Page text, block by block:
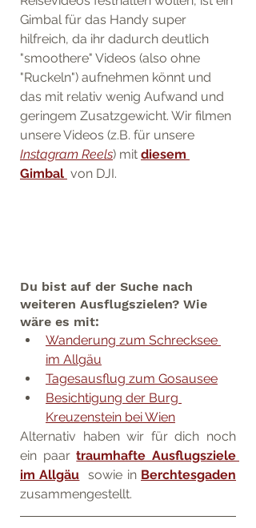
Gimbal für das Handy super
hilfreich, da ihr dadurch deutlich
"smoothere" Videos (also ohne
"Ruckeln") aufnehmen könnt und
das mit relativ wenig Aufwand und
geringem Zusatzgewicht. Wir filmen
unsere Videos (z.B. für unsere
Instagram Reels) mit diesem
Gimbal von DJI.
Du bist auf der Suche nach
weiteren Ausflugszielen? Wie
wäre es mit:
Wanderung zum Schrecksee
im Allgäu
Tagesausflug zum Gosausee
Besichtigung der Burg
Kreuzenstein bei Wien
Alternativ haben wir für dich noch
ein paar traumhafte Ausflugsziele
im Allgäu sowie in Berchtesgaden
zusammengestellt.